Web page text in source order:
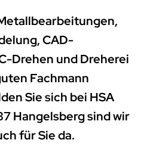
CAD-
Drehen und Dreherei
Fachmann
Sie sich bei HSA
Hangelsberg sind wir
für Sie da.